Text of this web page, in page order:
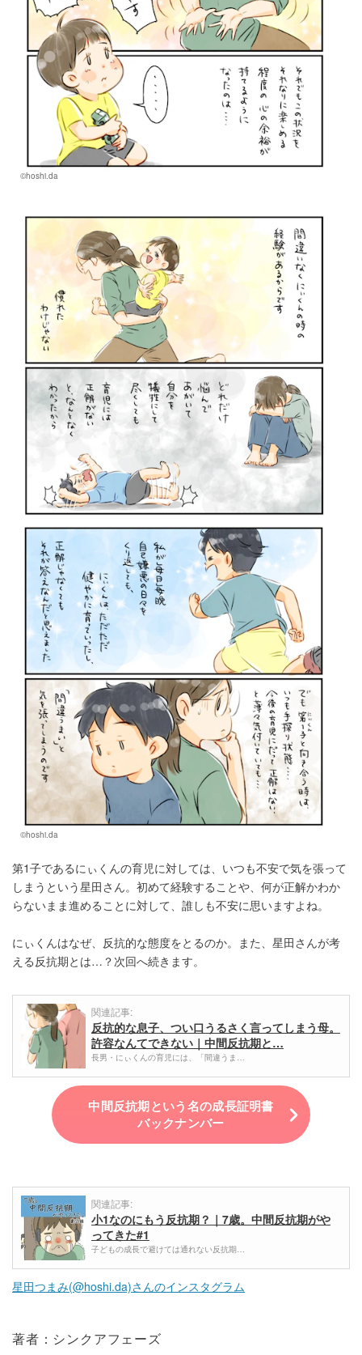
©hoshi.da
©hoshi.da
第1子であるにぃくんの育児に対しては、いつも不安で気を張って
しまうという星田さん。初めて経験することや、何が正解かわか
らないまま進めることに対して、誰しも不安に思いますよね。
にぃくんはなぜ、反抗的な態度をとるのか。また、星田さんが考
える反抗期とは…？次回へ続きます。
関連記事:
反抗的な息子、つい口うるさく言ってしまう母。
許容なんてできない｜中間反抗期と…
長男・にぃくんの育児には、「間違うま…
中間反抗期という名の成長証明書
バックナンバー
関連記事:
小1なのにもう反抗期？｜7歳。中間反抗期がや
ってきた#1
子どもの成長で避けては通れない反抗期…
星田つまみ(@hoshi.da)さんのインスタグラム
著者：シンクアフェーズ